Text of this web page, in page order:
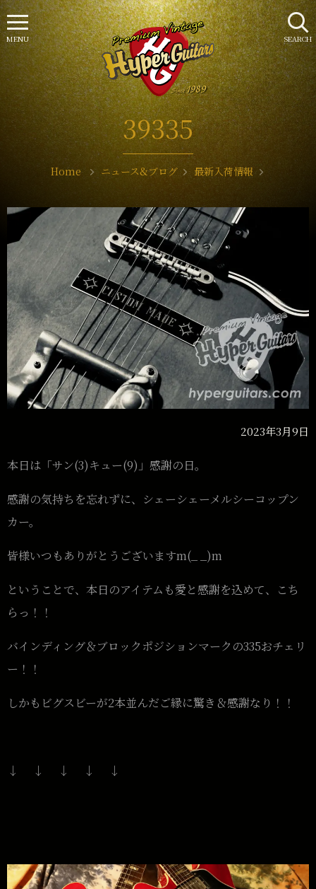
39335
Home ニュース&ブログ 最新入荷情報
2023年3月9日
本日は「サン(3)キュー(9)」感謝の日。
感謝の気持ちを忘れずに、シェーシェーメルシーコップン
カー。
皆様いつもありがとうございますm(_ _)m
ということで、本日のアイテムも愛と感謝を込めて、こち
らっ！！
バインディング＆ブロックポジションマークの335おチェリ
ー！！
しかもビグスビーが2本並んだご縁に驚き＆感謝なり！！
↓ ↓ ↓ ↓ ↓
SEARCH
MENU